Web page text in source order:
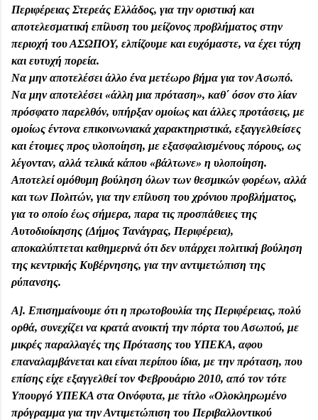
Περιφέρειας Στερεάς Ελλάδος, για την οριστική και
αποτελεσματική επίλυση του μείζονος προβλήματος στην
περιοχή του ΑΣΩΠΟΥ, ελπίζουμε και ευχόμαστε, να έχει τύχη
και ευτυχή πορεία.
Να μην αποτελέσει άλλο ένα μετέωρο βήμα για τον Ασωπό.
Να μην αποτελέσει «άλλη μια πρόταση», καθ΄ όσον στο λίαν
πρόσφατο παρελθόν, υπήρξαν ομοίως και άλλες προτάσεις, με
ομοίως έντονα επικοινωνιακά χαρακτηριστικά, εξαγγελθείσες
και έτοιμες προς υλοποίηση, με εξασφαλισμένους πόρους, ως
λέγονταν, αλλά τελικά κάπου «βάλτωνε» η υλοποίηση.
Αποτελεί ομόθυμη βούληση όλων των θεσμικών φορέων, αλλά
και των Πολιτών, για την επίλυση του χρόνιου προβλήματος,
για το οποίο έως σήμερα, παρα τις προσπάθειες της
Αυτοδιοίκησης (Δήμος Τανάγρας, Περιφέρεια),
αποκαλύπτεται καθημερινά ότι δεν υπάρχει πολιτική βούληση
της κεντρικής Κυβέρνησης, για την αντιμετώπιση της
ρύπανσης.
Α]. Επισημαίνουμε ότι η πρωτοβουλία της Περιφέρειας, πολύ
ορθά, συνεχίζει να κρατά ανοικτή την πόρτα του Ασωπού, με
μικρές παραλλαγές της Πρότασης του ΥΠΕΚΑ, αφου
επαναλαμβάνεται και είναι περίπου ίδια, με την πρόταση, που
επίσης είχε εξαγγελθεί τον Φεβρουάριο 2010, από τον τότε
Υπουργό ΥΠΕΚΑ στα Οινόφυτα, με τίτλο «Ολοκληρωμένο
πρόγραμμα για την Αντιμετώπιση του Περιβαλλοντικού